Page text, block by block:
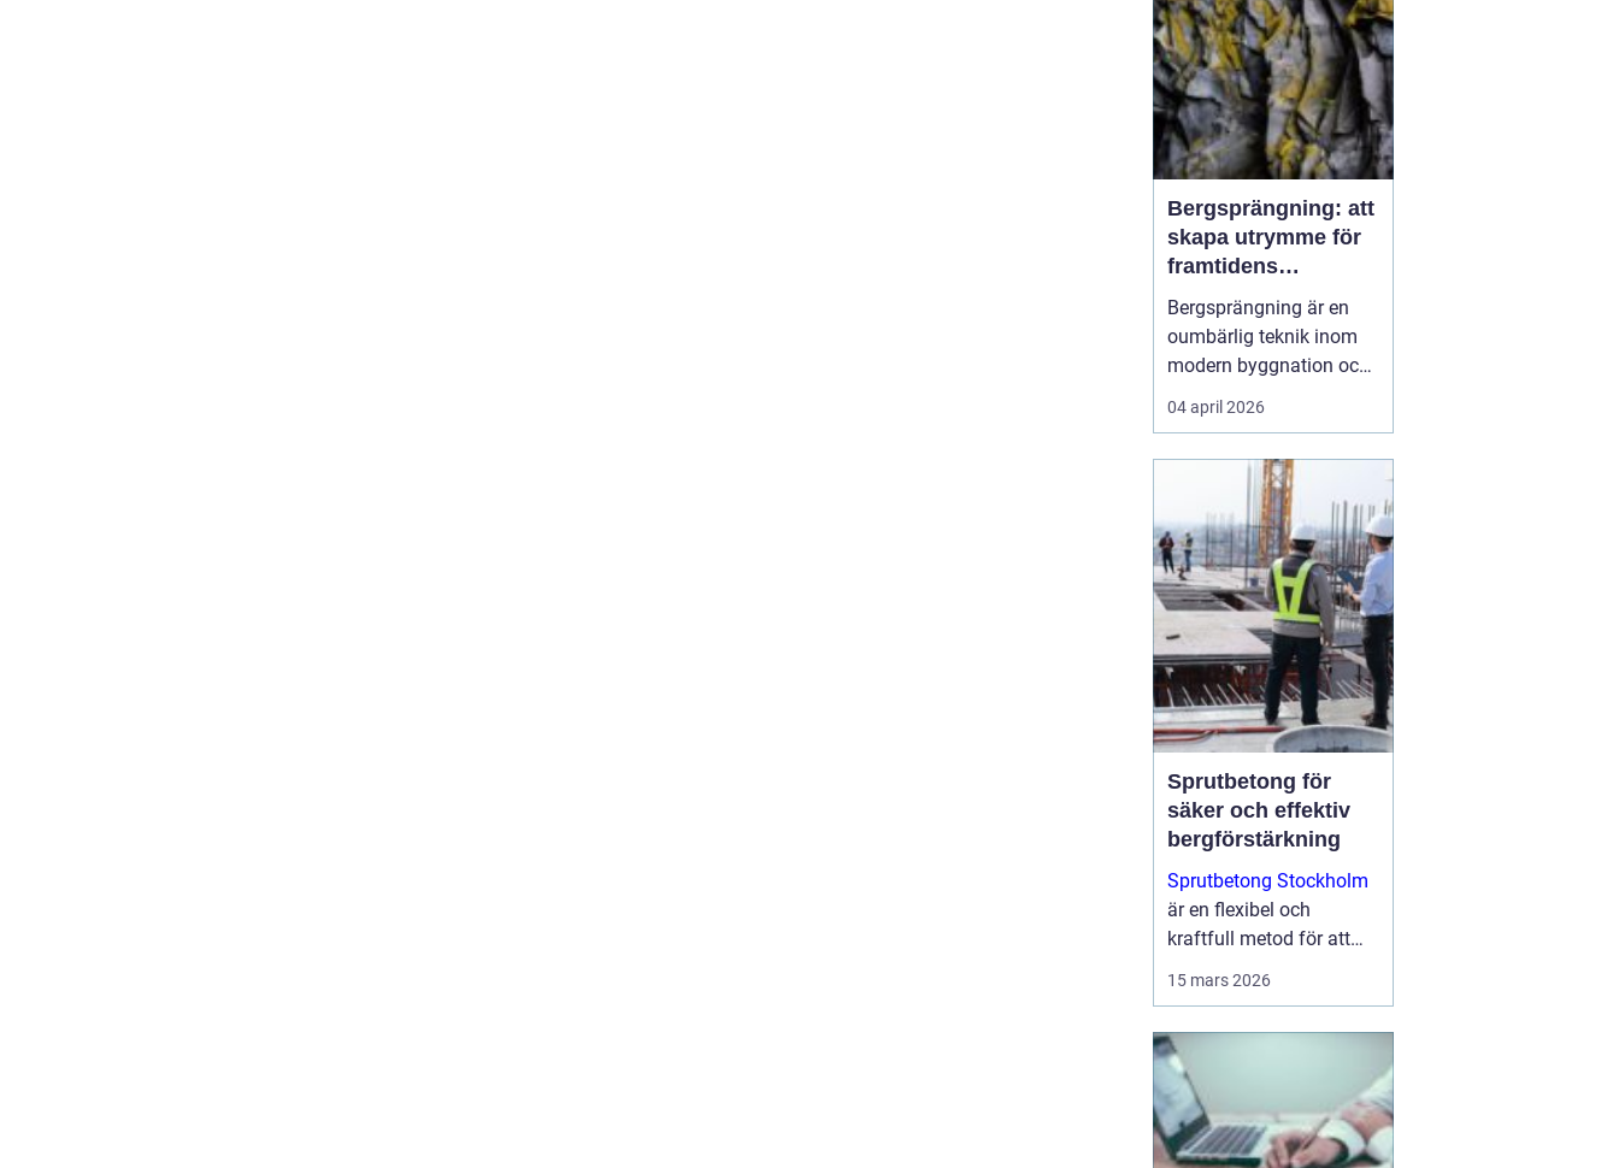
Bergsprängning: att
skapa utrymme för
framtidens
infrastruktur
Bergsprängning är en
oumbärlig teknik inom
modern byggnation och
infrastrukturella
framsteg. När det krävs
berg för att bana väg för
vägar, tunnlar eller
fundament, så...
04 april 2026
Sprutbetong för
säker och effektiv
bergförstärkning
Sprutbetong Stockholm
är en flexibel och
kraftfull metod för att
15 mars 2026